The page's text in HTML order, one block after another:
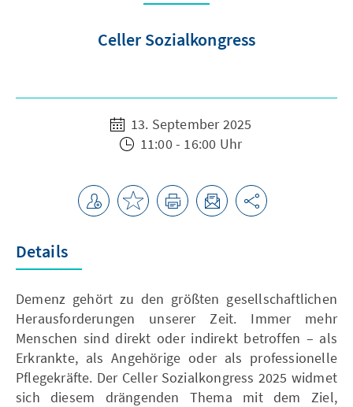
Celler Sozialkongress
13. September 2025
11:00 - 16:00 Uhr
Details
Demenz gehört zu den größten gesellschaftlichen
Herausforderungen unserer Zeit. Immer mehr
Menschen sind direkt oder indirekt betroffen – als
Erkrankte, als Angehörige oder als professionelle
Pflegekräfte. Der Celler Sozialkongress 2025 widmet
sich diesem drängenden Thema mit dem Ziel,